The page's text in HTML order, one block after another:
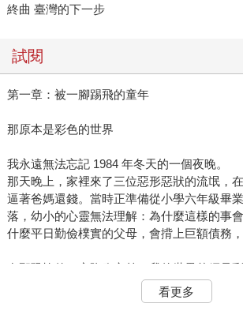
終曲 臺灣的下一步
試閱
第一章：被一腳踢飛的童年
那原本是彩色的世界
我永遠無法忘記 1984 年冬天的一個夜晚。
那天晚上，家裡來了三位惡形惡狀的流氓，
逼著爸媽還錢。當時正準備從小學六年級畢
落，幼小的心靈無法理解：為什麼這樣的事
什麼平日勤儉樸實的父母，會揹上巨額債務
在那恐怖的一夜降臨之前，我的世界曾經是
看更多